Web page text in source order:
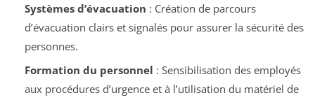
Systèmes d’évacuation : Création de parcours
d’évacuation clairs et signalés pour assurer la sécurité des
personnes.
Formation du personnel : Sensibilisation des employés
aux procédures d’urgence et à l’utilisation du matériel de